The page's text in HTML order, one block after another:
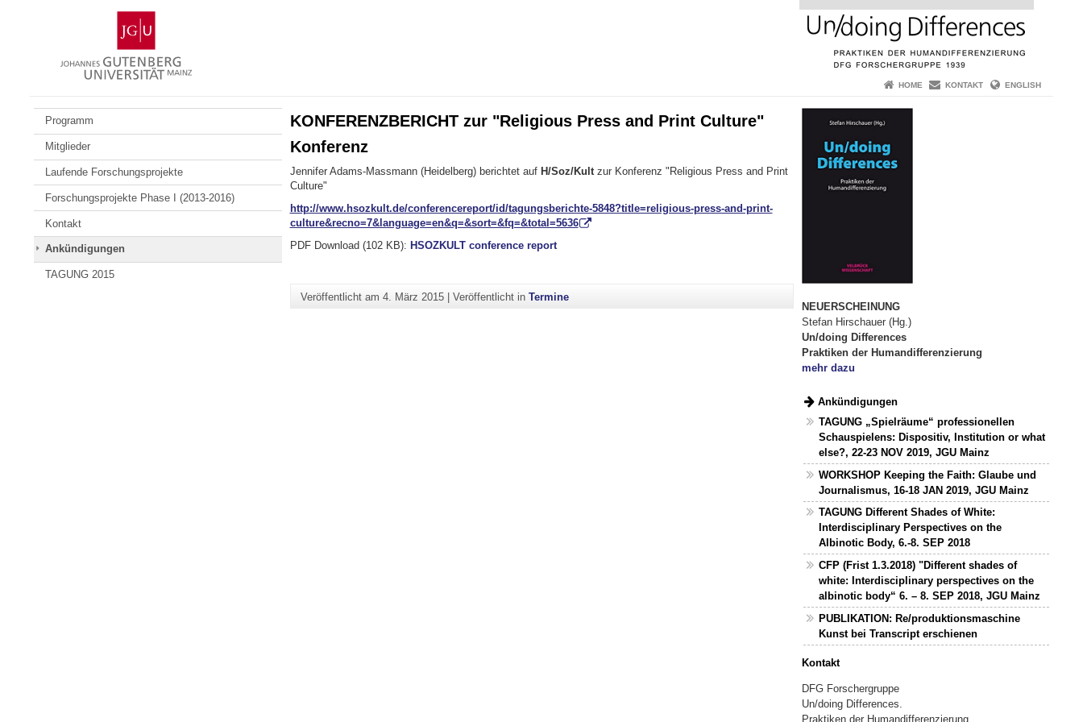
Gutenberg-
Universität
Mainz
HOME KONTAKT ENGLISH
Programm
Mitglieder
Laufende Forschungsprojekte
Forschungsprojekte Phase I (2013-2016)
Kontakt
Ankündigungen
TAGUNG 2015
KONFERENZBERICHT zur "Religious Press and Print Culture"
Konferenz
Jennifer Adams-Massmann (Heidelberg) berichtet auf H/Soz/Kultzur Konferenz "Religious Press and Print
Culture"
http://www.hsozkult.de/conferencereport/id/tagungsberichte-5848?title=religious-press-and-print-
culture&recno=7&language=en&q=&sort=&fq=&total=5636
PDF Download (102 KB): HSOZKULT conference report
Veröffentlicht am4. März 2015 |Veröffentlicht inTermine
NEUERSCHEINUNG
Stefan Hirschauer (Hg.)
Un/doing Differences
Praktiken der Humandifferenzierung
mehr dazu
Ankündigungen
TAGUNG „Spielräume“ professionellen
Schauspielens: Dispositiv, Institution or what
else?, 22-23 NOV 2019, JGU Mainz
WORKSHOP Keeping the Faith: Glaube und
Journalismus, 16-18 JAN 2019, JGU Mainz
TAGUNG Different Shades of White:
Interdisciplinary Perspectives on the
Albinotic Body, 6.-8. SEP 2018
CFP (Frist 1.3.2018) "Different shades of
white: Interdisciplinary perspectives on the
albinotic body“ 6. – 8. SEP 2018, JGU Mainz
PUBLIKATION: Re/produktionsmaschine
Kunst bei Transcript erschienen
Kontakt
DFG Forschergruppe
Un/doing Differences.
Praktiken der Humandifferenzierung